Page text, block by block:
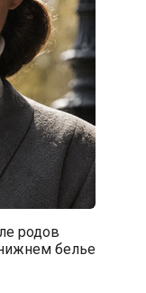
родов
белье